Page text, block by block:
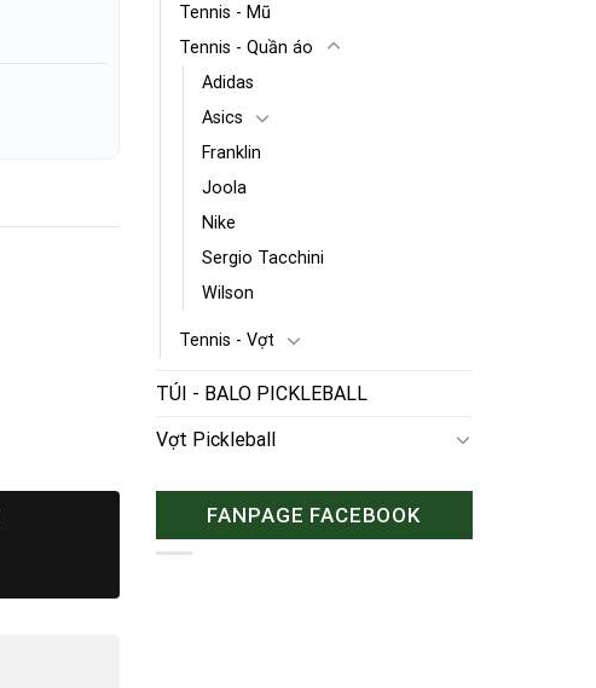
Tennis - Mũ
Tennis - Quần áo
Adidas
Asics
Franklin
Joola
Nike
Sergio Tacchini
Wilson
Tennis - Vợt
TÚI - BALO PICKLEBALL
Vợt Pickleball
FANPAGE FACEBOOK